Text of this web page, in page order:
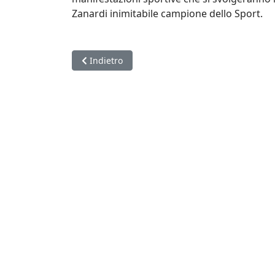
Zanardi inimitabile campione dello Sport.
Articolo precedente: Lazio scacchi Campione
Indietro